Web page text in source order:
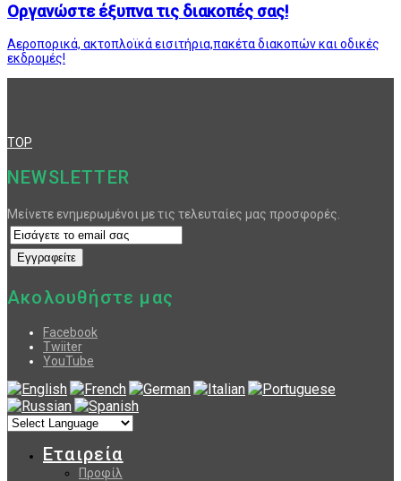
Οργανώστε έξυπνα τις διακοπές σας!
Αεροπορικά, ακτοπλοϊκά εισιτήρια,πακέτα διακοπών και οδικές
εκδρομές!
TOP
NEWSLETTER
Μείνετε ενημερωμένοι με τις τελευταίες μας προσφορές.
Ακολουθήστε μας
Facebook
Twiiter
YouTube
Εταιρεία
Προφίλ